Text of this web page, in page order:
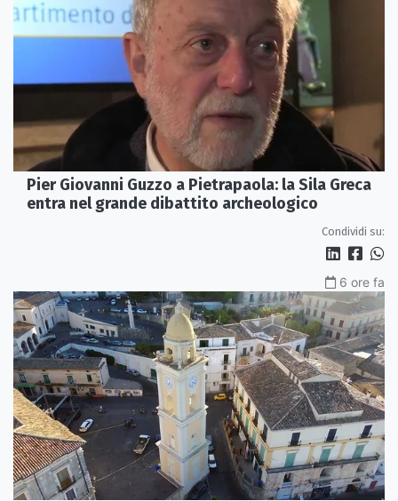
Pier Giovanni Guzzo a Pietrapaola: la Sila Greca
entra nel grande dibattito archeologico
Condividi su:
6 ore fa